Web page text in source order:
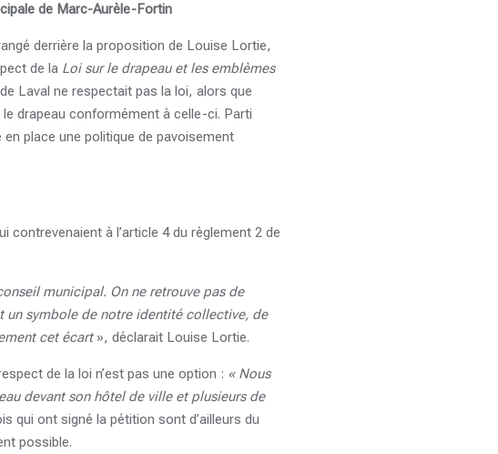
de Marc-Aurèle-Fortin
derrière la proposition de Louise Lortie,
de la Loi sur le drapeau et les emblèmes
Laval ne respectait pas la loi, alors que
drapeau conformément à celle-ci. Parti
place une politique de pavoisement
contrevenaient à l’article 4 du règlement 2 de
municipal. On ne retrouve pas de
un symbole de notre identité collective, de
cet écart», déclarait Louise Lortie.
de la loi n’est pas une option : « Nous
devant son hôtel de ville et plusieurs de
qui ont signé la pétition sont d’ailleurs du
possible.